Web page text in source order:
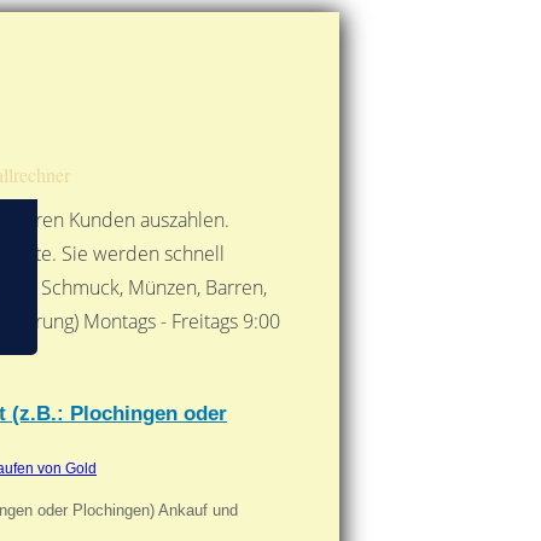
Kunden auszahlen.
Sie werden schnell
Schmuck, Münzen, Barren,
Montags - Freitags 9:00
(z.B.: Plochingen oder
von Gold
oder Plochingen) Ankauf und